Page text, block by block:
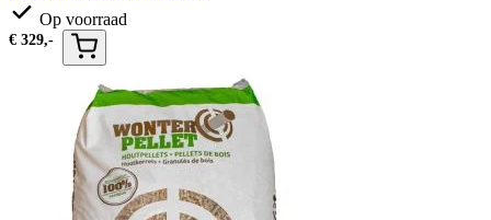
Op voorraad
€ 329,-